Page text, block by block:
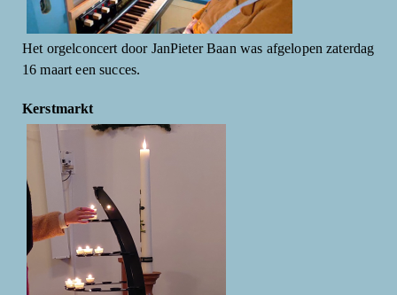
Het orgelconcert door JanPieter Baan was afgelopen zaterdag
16 maart een succes.
Kerstmarkt